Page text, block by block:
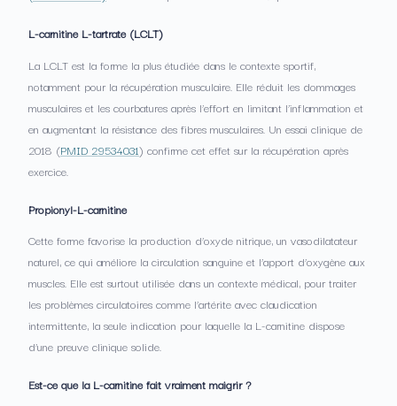
L-carnitine L-tartrate (LCLT)
La LCLT est la forme la plus étudiée dans le contexte sportif,
notamment pour la récupération musculaire. Elle réduit les dommages
musculaires et les courbatures après l’effort en limitant l’inflammation et
en augmentant la résistance des fibres musculaires. Un essai clinique de
2018 (PMID 29534031) confirme cet effet sur la récupération après
exercice.
Propionyl-L-carnitine
Cette forme favorise la production d’oxyde nitrique, un vasodilatateur
naturel, ce qui améliore la circulation sanguine et l’apport d’oxygène aux
muscles. Elle est surtout utilisée dans un contexte médical, pour traiter
les problèmes circulatoires comme l’artérite avec claudication
intermittente, la seule indication pour laquelle la L-carnitine dispose
d’une preuve clinique solide.
Est-ce que la L-carnitine fait vraiment maigrir ?